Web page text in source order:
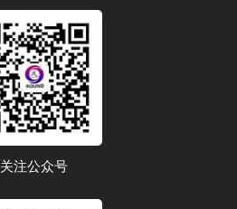
关注公众号